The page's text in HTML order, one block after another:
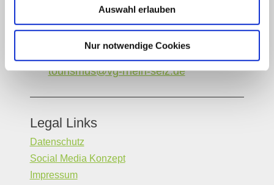
Auswahl erlauben
Nur notwendige Cookies
Sie benötigen weitere Informationen? Wir helfen
(0049) 6133 4901-333
Oder einfach per E-Mail
tourismus@vg-rhein-selz.de
Legal Links
Datenschutz
Social Media Konzept
Impressum